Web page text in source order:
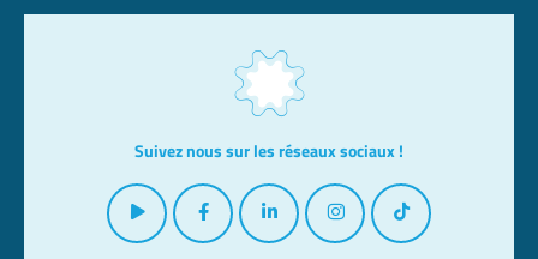
Suivez nous sur les réseaux sociaux !